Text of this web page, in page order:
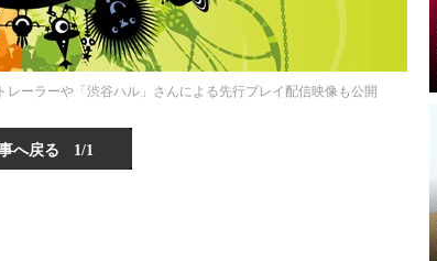
ーラーや「渋谷ハル」さんによる先行プレイ配信映像も公開
へ戻る 1/1